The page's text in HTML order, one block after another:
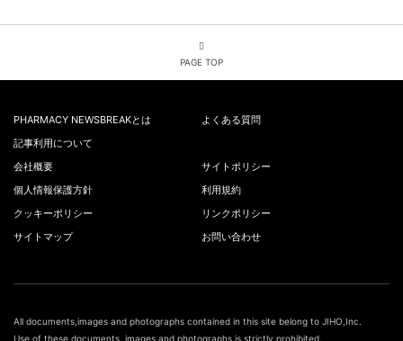
PAGE TOP
PHARMACY NEWSBREAKとは
よくある質問
記事利用について
会社概要
サイトポリシー
個人情報保護方針
利用規約
クッキーポリシー
リンクポリシー
サイトマップ
お問い合わせ
All documents,images and photographs contained in this site belong to JIHO,Inc.
Use of these documents, images and photographs is strictly prohibited.